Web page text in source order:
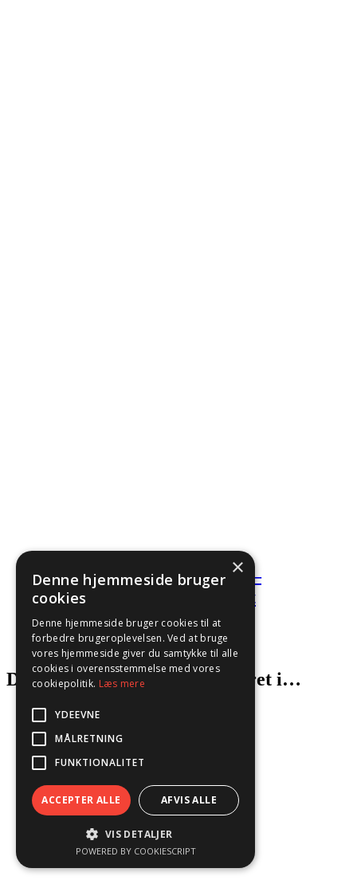
Palæstinensisk Olivenolie –
Håndhøstet & Koldpresset
115,00DKK – 185,00DKKPrisinterval:
115,00DKK
til
185,00DKK
Vælg muligheder Quick View
Du kunne også være interesseret i…
×
Denne hjemmeside bruger
cookies
Denne hjemmeside bruger cookies til at
forbedre brugeroplevelsen. Ved at bruge
vores hjemmeside giver du samtykke til alle
cookies i overensstemmelse med vores
cookiepolitik. Læs mere
YDEEVNE
MÅLRETNING
FUNKTIONALITET
ACCEPTER ALLE AFVIS ALLE
VIS DETALJER
POWERED BY COOKIESCRIPT